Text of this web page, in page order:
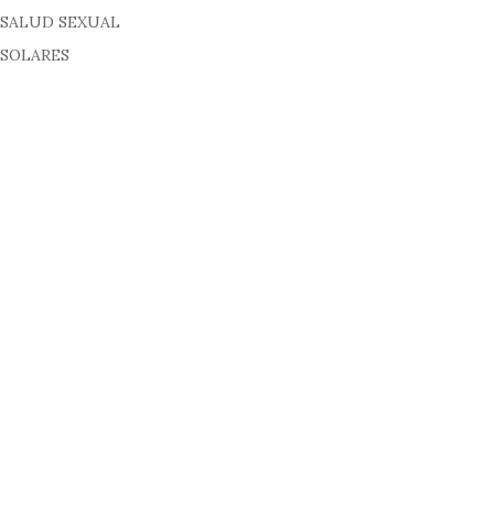
SALUD SEXUAL
SOLARES